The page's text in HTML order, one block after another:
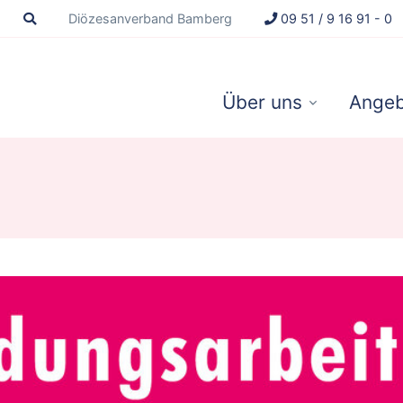
Diözesanverband Bamberg 09 51 / 9 16 91 - 0
Über uns